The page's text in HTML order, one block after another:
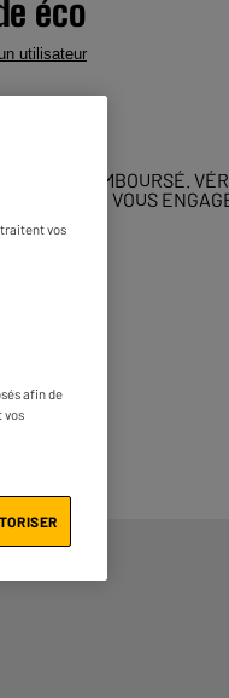
éco
utilisateur
ÊTRE REMBOURSÉ.
AVANT DE VOUS
vos
afin de
vos